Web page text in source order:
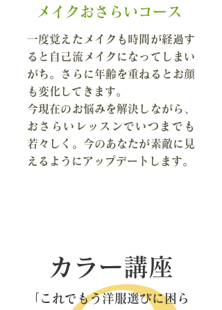
メイクおさらいコース
一度覚えたメイクも時間が経過す
ると自己流メイクになってしまい
がち。さらに年齢を重ねるとお顔
も変化してきます。
今現在のお悩みを解決しながら、
おさらいレッスンでいつまでも
若々しく。今のあなたが素敵に見
えるようにアップデートします。
「これでもう洋服選びに困ら
カラー講座